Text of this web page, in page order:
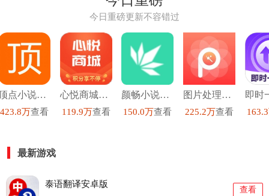
今日重磅更新不容错过
顶点小说去广告版
423.8万查看
心悦商城安卓直装版
119.9万查看
颜畅小说安卓官方版
150.0万查看
图片处理p图直装版
225.2万查看
最新游戏
泰语翻译安卓版
查看